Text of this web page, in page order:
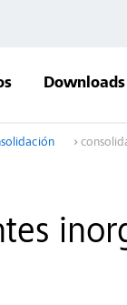
Downloads